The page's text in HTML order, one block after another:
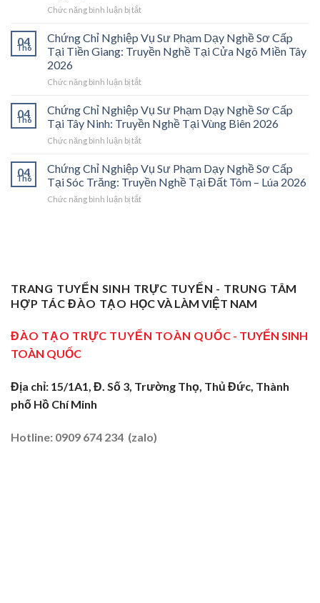
Phạm
Cấp
Tại
Vĩnh
2026:
Cánh
Cửa
Nghề
“Thầy
Nghề”
Ở
Trung
Tâm
Chức năng bình luận bị tắtở
Chỉ
Nghiệp
Vụ
Phạm
Cấp
Tại
Trà
Vinh
Bệ
Phóng
Cho
Thợ
Nghề
04
Th6
Chứng Chỉ Nghiệp Vụ Sư Phạm Dạy Nghề Sơ Cấp
Tại Tiền Giang: Truyền Nghề Tại Cửa Ngõ Miền Tây
2026
Chức năng bình luận bị tắtở
Chỉ
Nghiệp
Vụ
Sư
Dạy
Nghề
Sơ
Cấp
Cửa
Ngõ
Miền
2026
04
Th6
Chứng Chỉ Nghiệp Vụ Sư Phạm Dạy Nghề Sơ Cấp
Tại Tây Ninh: Truyền Nghề Tại Vùng Biên 2026
Chức năng bình luận bị tắtở
Chỉ
Nghiệp
Vụ
Sư
Tây
Ninh:
Truyền
Tại
04
Th6
Chứng Chỉ Nghiệp Vụ Sư Phạm Dạy Nghề Sơ Cấp
Tại Sóc Trăng: Truyền Nghề Tại Đất Tôm – Lúa 2026
Chức năng bình luận bị tắtở
Dạy
Nghề
Sơ
Tại
Nghề
Tại
Lúa
TRANG TUYỂN SINH TRỰC TUYẾN - TRUNG TÂM
HỢP TÁC ĐÀO TẠO HỌC VÀ LÀM VIỆT NAM
ĐÀO TẠO TRỰC TUYẾN TOÀN QUỐC - TUYỂN SINH
TOÀN QUỐC
Địa chỉ: 15/1A1, Đ. Số 3, Trường Thọ, Thủ Đức, Thành
phố Hồ Chí Minh
Hotline: 0909 674 234 (zalo)